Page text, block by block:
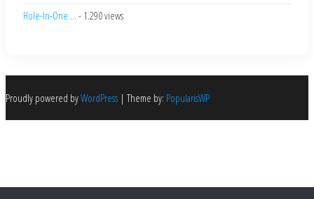
Hole-In-One ... - 1.290 views
Proudly powered byWordPress | Theme by: PopularisWP